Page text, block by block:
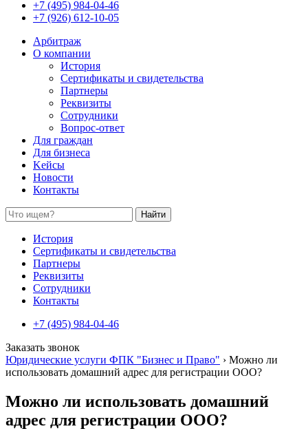
+7 (495) 984-04-46
+7 (926) 612-10-05
Арбитраж
О компании
История
Сертификаты и свидетельства
Партнеры
Реквизиты
Сотрудники
Вопрос-ответ
Для граждан
Для бизнеса
Kейсы
Новости
Контакты
История
Сертификаты и свидетельства
Партнеры
Реквизиты
Сотрудники
Контакты
+7 (495) 984-04-46
Заказать звонок
Юридические услуги ФПК "Бизнес и Право" › Можно ли
использовать домашний адрес для регистрации ООО?
Можно ли использовать домашний
адрес для регистрации ООО?